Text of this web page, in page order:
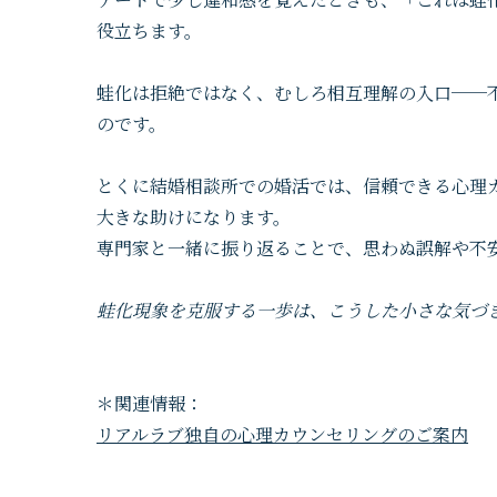
役立ちます。
蛙化は拒絶ではなく、むしろ相互理解の入口──
のです。
とくに結婚相談所での婚活では、信頼できる心
大きな助けになります。
専門家と一緒に振り返ることで、思わぬ誤解や
蛙化現象を克服する一歩は、こうした小さな気
＊関連情報：
リアルラブ独自の心理カウンセリングのご案内